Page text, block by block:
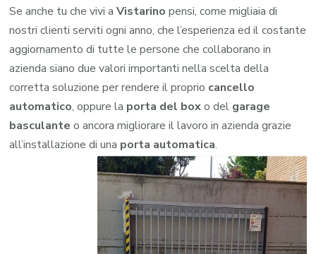
Se anche tu che vivi aVistarino pensi, come migliaia di
nostri clienti serviti ogni anno, che l’esperienza ed il costante
aggiornamento di tutte le persone che collaborano in
azienda siano due valori importanti nella scelta della
corretta soluzione per rendere il proprio cancello
automatico, oppure la porta del boxo del garage
basculante o ancora migliorare il lavoro in azienda grazie
all’installazione di una porta automatica.